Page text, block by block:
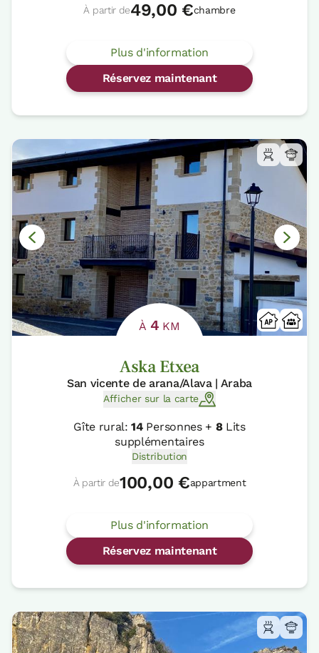
À partir de49,00 €chambre
Plus d'information
Réservez maintenant
À 4 KM
Aska Etxea
San vicente de arana/Alava | Araba
Afficher sur la carte
Gîte rural:14Personnes + 8Lits
supplémentaires
Distribution
À partir de100,00 €appartment
Plus d'information
Réservez maintenant